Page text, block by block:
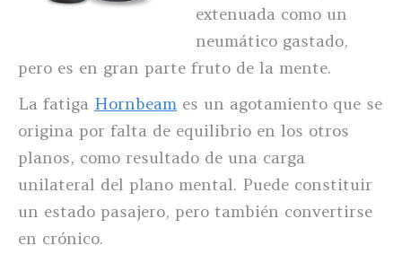
extenuada como un
neumático gastado,
pero es en gran parte fruto de la mente.
La fatiga Hornbeam es un agotamiento que se
origina por falta de equilibrio en los otros
planos, como resultado de una carga
unilateral del plano mental. Puede constituir
un estado pasajero, pero también convertirse
en crónico.